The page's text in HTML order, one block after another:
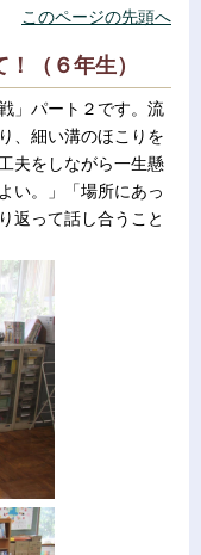
このページの先頭へ
（６年生）
」パート２です。流
、細い溝のほこりを
夫をしながら一生懸
い。」「場所にあっ
返って話し合うこと